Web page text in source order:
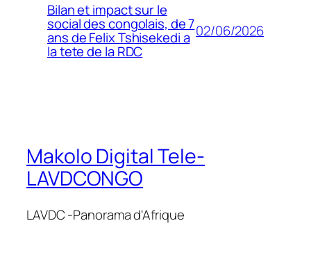
Bilan et impact sur le
social des congolais, de 7
ans de Felix Tshisekedi a
la tete de la RDC
02/06/2026
Makolo Digital Tele-
LAVDCONGO
LAVDC -Panorama d'Afrique